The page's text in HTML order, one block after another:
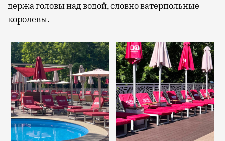
держа головы над водой, словно ватерпольные
королевы.